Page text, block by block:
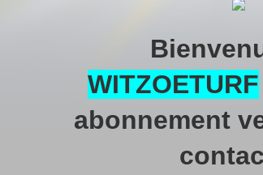
WITZOETURF
abonnement